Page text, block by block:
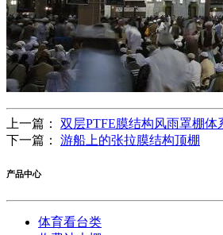
上一篇： 双层PTFE膜结构风雨罩棚体
下一篇： 游船上的张拉膜结构顶棚
产品中心
体育看台类